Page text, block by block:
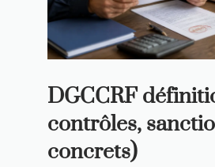
DGCCRF
contrôles,
concrets)